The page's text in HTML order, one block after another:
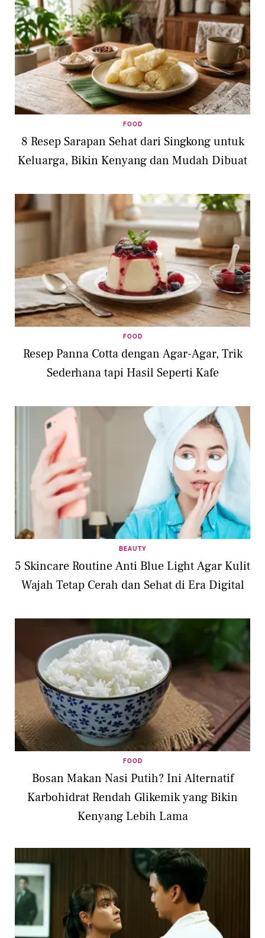
FOOD
8 Resep Sarapan Sehat dari Singkong untuk
Keluarga, Bikin Kenyang dan Mudah Dibuat
FOOD
Resep Panna Cotta dengan Agar-Agar, Trik
Sederhana tapi Hasil Seperti Kafe
BEAUTY
5 Skincare Routine Anti Blue Light Agar Kulit
Wajah Tetap Cerah dan Sehat di Era Digital
FOOD
Bosan Makan Nasi Putih? Ini Alternatif
Karbohidrat Rendah Glikemik yang Bikin
Kenyang Lebih Lama